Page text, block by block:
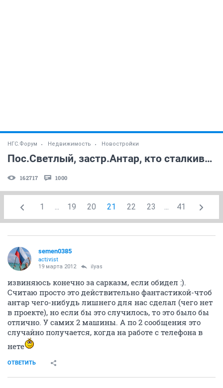
НГС.Форум Недвижимость Новостройки
Пос.Светлый, застр.Антар, кто сталкивался? (часть 2)
162717 1000
1 ... 19 20 21 22 23 ... 41
semen0385
activist
19 марта 2012 ilyas
извиняюсь конечно за сарказм, если обидел :).
Считаю просто это действительно фантастикой-чтоб
антар чего-нибудь лишнего для нас сделал (чего нет
в проекте), но если бы это случилось, то это было бы
отлично. У самих 2 машины. А по 2 сообщения это
случайно получается, когда на работе с телефона в
нете
ОТВЕТИТЬ